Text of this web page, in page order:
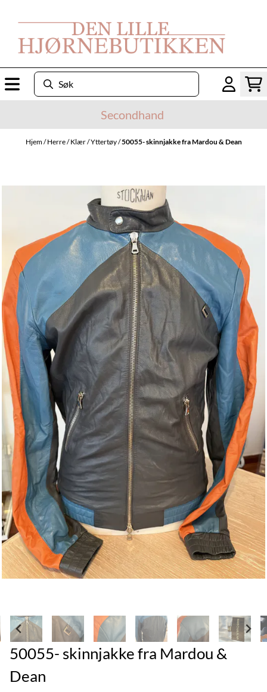
Secondhand
Hjem/Herre/Klær/Yttertøy/50055- skinnjakke fra Mardou & Dean
50055- skinnjakke fra Mardou &
Dean